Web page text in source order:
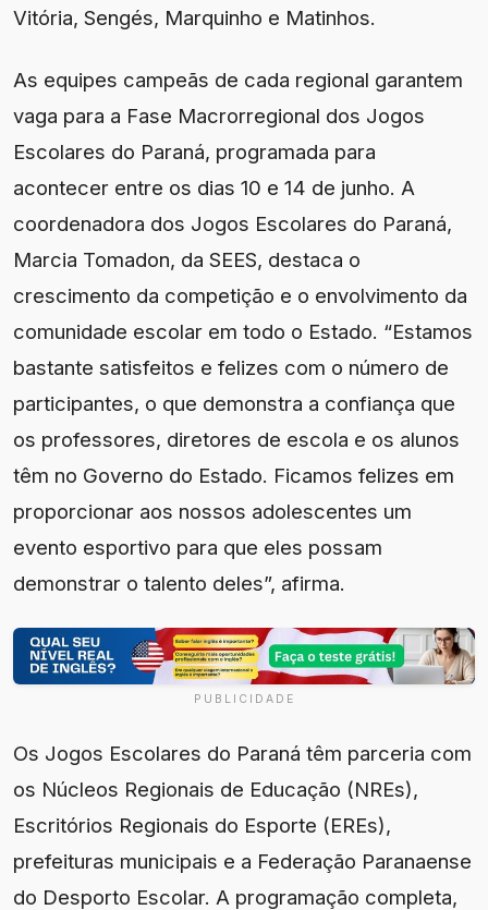
Vitória, Sengés, Marquinho e Matinhos.
As equipes campeãs de cada regional garantem
vaga para a Fase Macrorregional dos Jogos
Escolares do Paraná, programada para
acontecer entre os dias 10 e 14 de junho. A
coordenadora dos Jogos Escolares do Paraná,
Marcia Tomadon, da SEES, destaca o
crescimento da competição e o envolvimento da
comunidade escolar em todo o Estado. “Estamos
bastante satisfeitos e felizes com o número de
participantes, o que demonstra a confiança que
os professores, diretores de escola e os alunos
têm no Governo do Estado. Ficamos felizes em
proporcionar aos nossos adolescentes um
evento esportivo para que eles possam
demonstrar o talento deles”, afirma.
PUBLICIDADE
Os Jogos Escolares do Paraná têm parceria com
os Núcleos Regionais de Educação (NREs),
Escritórios Regionais do Esporte (EREs),
prefeituras municipais e a Federação Paranaense
do Desporto Escolar. A programação completa,